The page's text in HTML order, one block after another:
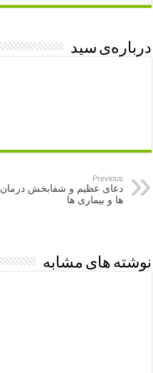
درباره‌ی سید
Previous
دعای عظیم و شفابخش درمان
ها و بیماری ها
نوشته های مشابه